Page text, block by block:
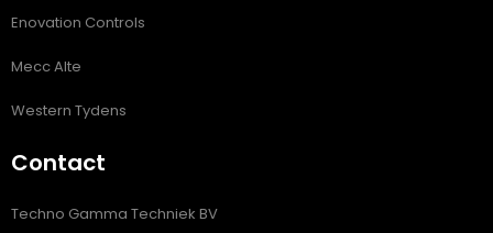
Enovation Controls
Mecc Alte
Western Tydens
Contact
Techno Gamma Techniek BV